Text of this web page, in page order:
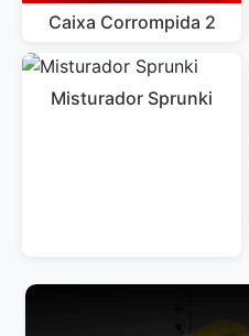
Caixa Corrompida 2
Misturador Sprunki